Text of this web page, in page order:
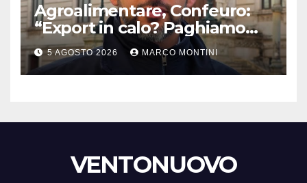
Agroalimentare, Confeuro:
“Export in calo? Paghiamo
prezzo accondiscendenza Ue
e Italia con Usa”
5 AGOSTO 2026 MARCO MONTINI
VENTONUOVO